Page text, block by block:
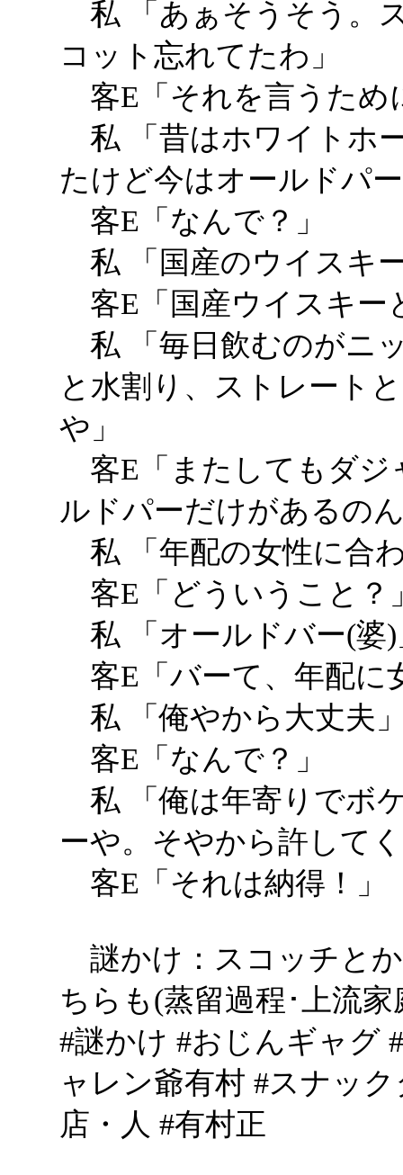
私 「あぁそうそう。
コット忘れてたわ」
客E「それを言うため
私 「昔はホワイトホ
たけど今はオールドパ
客E「なんで？」
私 「国産のウイスキ
客E「国産ウイスキー
私 「毎日飲むのがニ
と水割り、ストレート
や」
客E「またしてもダジ
ルドパーだけがあるの
私 「年配の女性に合
客E「どういうこと？
私 「オールドバー(婆)
客E「バーて、年配に
私 「俺やから大丈夫
客E「なんで？」
私 「俺は年寄りでボ
ーや。そやから許して
客E「それは納得！」
謎かけ：スコッチと
ちらも(蒸留過程･上流
#謎かけ #おじんギャグ
ャレン爺有村 #スナッ
店・人 #有村正